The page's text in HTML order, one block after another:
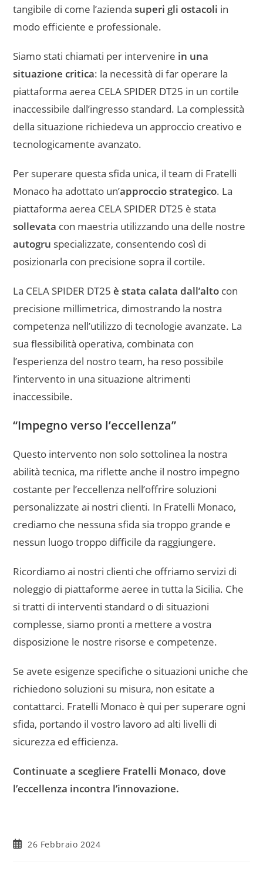
tangibile di come l’aziendasuperi gli ostacoli in
modo efficiente e professionale.
Siamo stati chiamati per intervenire in una
situazione critica: la necessità di far operare la
piattaforma aerea CELA SPIDER DT25 in un cortile
inaccessibile dall’ingresso standard. La complessità
della situazione richiedeva un approccio creativo e
tecnologicamente avanzato.
Per superare questa sfida unica, il team di Fratelli
Monaco ha adottato un’approccio strategico. La
piattaforma aerea CELA SPIDER DT25 è stata
sollevata con maestria utilizzando una delle nostre
autogru specializzate, consentendo così di
posizionarla con precisione sopra il cortile.
La CELA SPIDER DT25è stata calata dall’alto con
precisione millimetrica, dimostrando la nostra
competenza nell’utilizzo di tecnologie avanzate. La
sua flessibilità operativa, combinata con
l’esperienza del nostro team, ha reso possibile
l’intervento in una situazione altrimenti
inaccessibile.
“Impegno verso l’eccellenza”
Questo intervento non solo sottolinea la nostra
abilità tecnica, ma riflette anche il nostro impegno
costante per l’eccellenza nell’offrire soluzioni
personalizzate ai nostri clienti. In Fratelli Monaco,
crediamo che nessuna sfida sia troppo grande e
nessun luogo troppo difficile da raggiungere.
Ricordiamo ai nostri clienti che offriamo servizi di
noleggio di piattaforme aeree in tutta la Sicilia. Che
si tratti di interventi standard o di situazioni
complesse, siamo pronti a mettere a vostra
disposizione le nostre risorse e competenze.
Se avete esigenze specifiche o situazioni uniche che
richiedono soluzioni su misura, non esitate a
contattarci. Fratelli Monaco è qui per superare ogni
sfida, portando il vostro lavoro ad alti livelli di
sicurezza ed efficienza.
Continuate a scegliere Fratelli Monaco, dove
l’eccellenza incontra l’innovazione.
26 Febbraio 2024